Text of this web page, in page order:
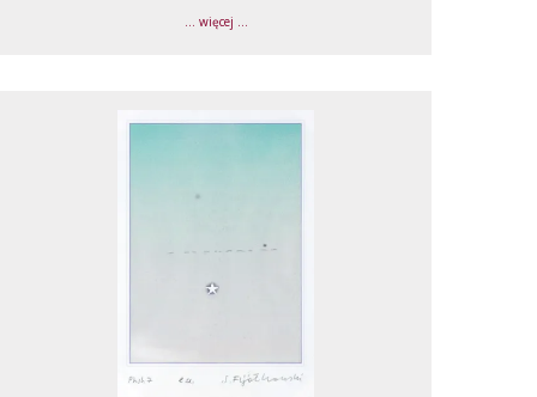
... więcej ...